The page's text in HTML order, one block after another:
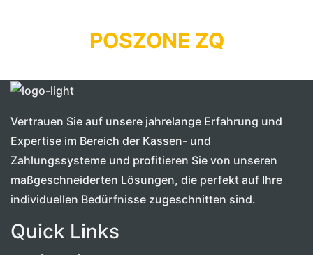
POSZONE ZQ
Vertrauen Sie auf unsere jahrelange Erfahrung und
Expertise im Bereich der Kassen- und
Zahlungssysteme und profitieren Sie von unseren
maßgeschneiderten Lösungen, die perfekt auf Ihre
individuellen Bedürfnisse zugeschnitten sind.
Quick Links